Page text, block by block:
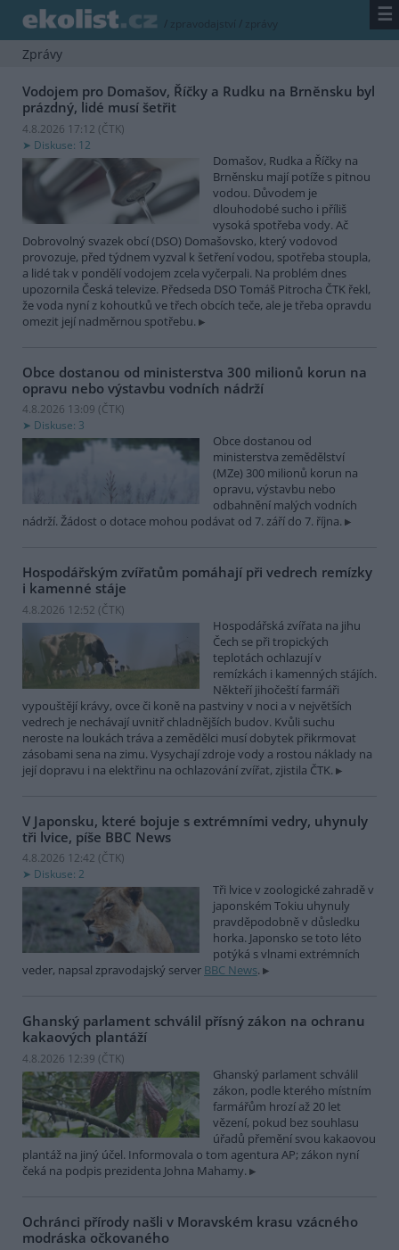
/ zpravodajství / zprávy ☰
Zprávy
Vodojem pro Domašov, Říčky a Rudku na Brněnsku byl
prázdný, lidé musí šetřit
4.8.2026 17:12 (ČTK)
Diskuse: 12
Domašov, Rudka a Říčky na
Brněnsku mají potíže s pitnou
vodou. Důvodem je
dlouhodobé sucho i příliš
vysoká spotřeba vody. Ač
Dobrovolný svazek obcí (DSO) Domašovsko, který vodovod
provozuje, před týdnem vyzval k šetření vodou, spotřeba stoupla,
a lidé tak v pondělí vodojem zcela vyčerpali. Na problém dnes
upozornila Česká televize. Předseda DSO Tomáš Pitrocha ČTK řekl,
že voda nyní z kohoutků ve třech obcích teče, ale je třeba opravdu
omezit její nadměrnou spotřebu.
Obce dostanou od ministerstva 300 milionů korun na
opravu nebo výstavbu vodních nádrží
4.8.2026 13:09 (ČTK)
Diskuse: 3
Obce dostanou od
ministerstva zemědělství
(MZe) 300 milionů korun na
opravu, výstavbu nebo
odbahnění malých vodních
nádrží. Žádost o dotace mohou podávat od 7. září do 7. října.
Hospodářským zvířatům pomáhají při vedrech remízky
i kamenné stáje
4.8.2026 12:52 (ČTK)
Hospodářská zvířata na jihu
Čech se při tropických
teplotách ochlazují v
remízkách i kamenných stájích.
Někteří jihočeští farmáři
vypouštějí krávy, ovce či koně na pastviny v noci a v největších
vedrech je nechávají uvnitř chladnějších budov. Kvůli suchu
neroste na loukách tráva a zemědělci musí dobytek přikrmovat
zásobami sena na zimu. Vysychají zdroje vody a rostou náklady na
její dopravu i na elektřinu na ochlazování zvířat, zjistila ČTK.
V Japonsku, které bojuje s extrémními vedry, uhynuly
tři lvice, píše BBC News
4.8.2026 12:42 (ČTK)
Diskuse: 2
Tři lvice v zoologické zahradě v
japonském Tokiu uhynuly
pravděpodobně v důsledku
horka. Japonsko se toto léto
potýká s vlnami extrémních
veder, napsal zpravodajský server BBC News.
Ghanský parlament schválil přísný zákon na ochranu
kakaových plantáží
4.8.2026 12:39 (ČTK)
Ghanský parlament schválil
zákon, podle kterého místním
farmářům hrozí až 20 let
vězení, pokud bez souhlasu
úřadů přemění svou kakaovou
plantáž na jiný účel. Informovala o tom agentura AP; zákon nyní
čeká na podpis prezidenta Johna Mahamy.
Ochránci přírody našli v Moravském krasu vzácného
modráska očkovaného